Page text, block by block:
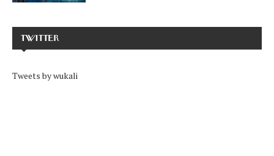
TWITTER
Tweets by wukali